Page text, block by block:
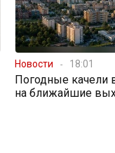
Новости 18:01
Погодные качели
на ближайшие